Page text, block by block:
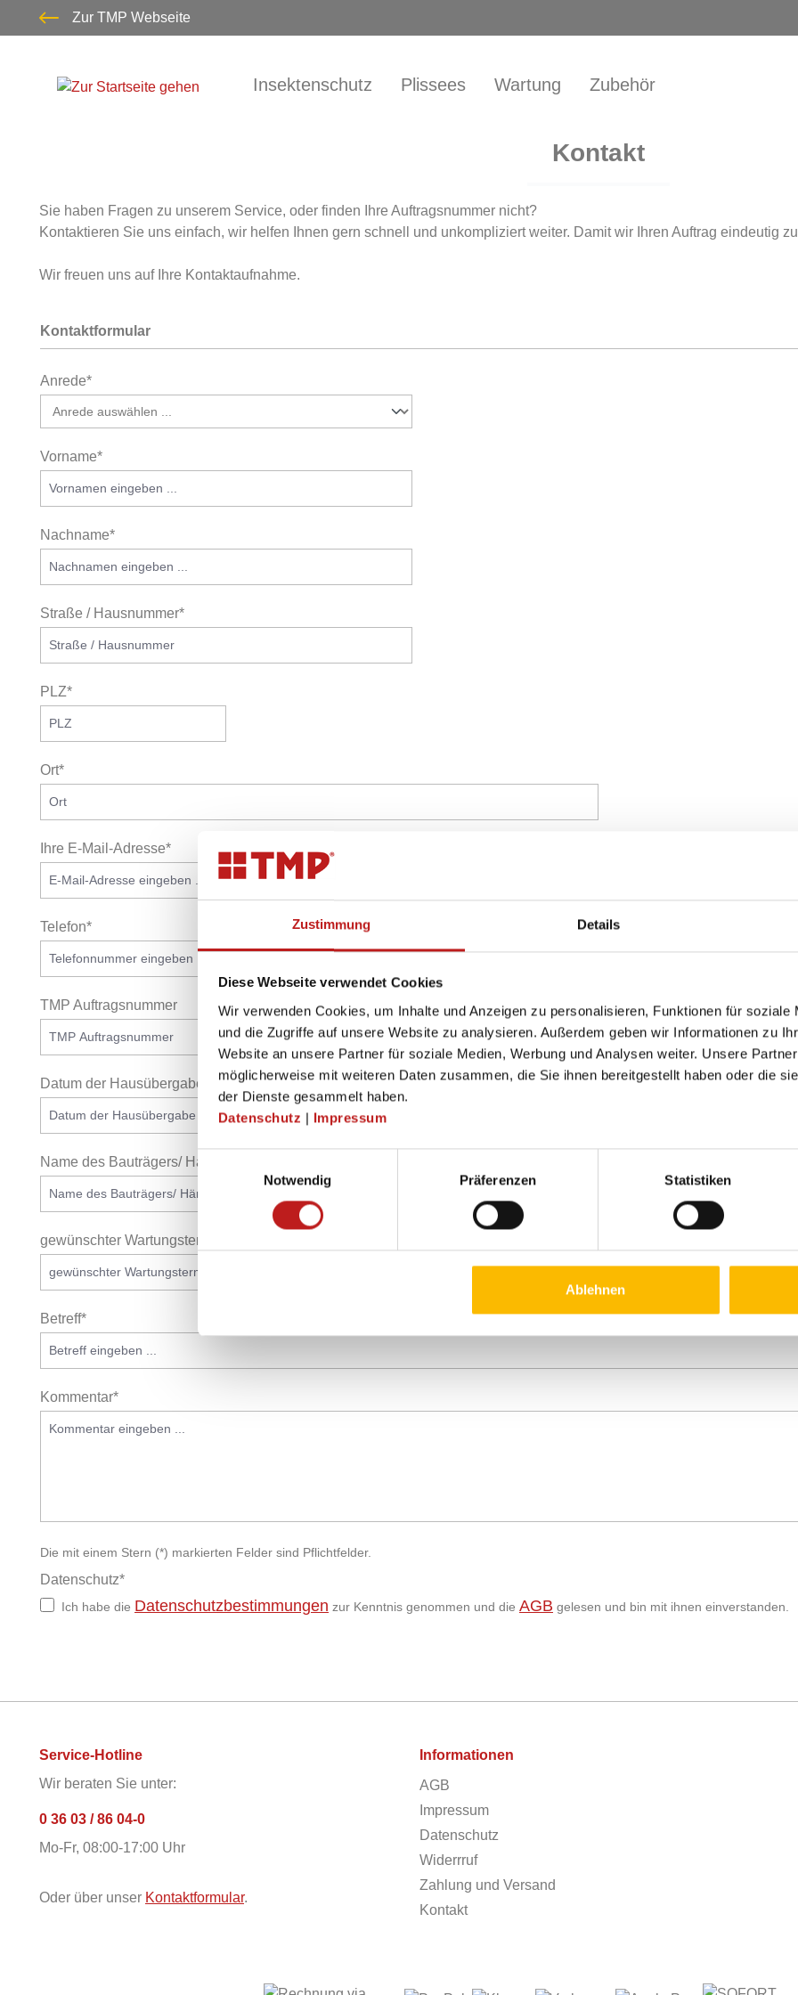
Zustimmung Details
Diese Webseite verwendet Cookies
Wir verwenden Cookies, um Inhalte und Anzeigen zu personalisieren, Funktionen für soziale
und die Zugriffe auf unsere Website zu analysieren. Außerdem geben wir Informationen zu
Website an unsere Partner für soziale Medien, Werbung und Analysen weiter. Unsere
möglicherweise mit weiteren Daten zusammen, die Sie ihnen bereitgestellt haben oder die
der Dienste gesammelt haben.
Datenschutz | Impressum
Einwilligungsauswahl
Notwendig
Präferenzen Statistiken
Ablehnen
Zur Hauptnavigation springen
Zur TMP Webseite
Insektenschutz Plissees Wartung Zubehör
Kontakt
Sie haben Fragen zu unserem Service, oder finden Ihre Auftragsnummer nicht?
Kontaktieren Sie uns einfach, wir helfen Ihnen gern schnell und unkompliziert weiter. Damit wir Ihren Auftrag eindeutig
Wir freuen uns auf Ihre Kontaktaufnahme.
Kontaktformular
Anrede*
Vorname*
Nachname*
Straße / Hausnummer*
PLZ*
Ort*
Ihre E-Mail-Adresse*
Telefon*
TMP Auftragsnummer
Datum der Hausübergabe
Name des Bauträgers/ Händlers
gewünschter Wartungstermin
Betreff*
Kommentar*
Die mit einem Stern (*) markierten Felder sind Pflichtfelder.
Datenschutz*
Ich habe die Datenschutzbestimmungen zur Kenntnis genommen und die AGB gelesen und bin mit ihnen einverstanden.
Service-Hotline
Wir beraten Sie unter:
0 36 03 / 86 04-0
Mo-Fr, 08:00-17:00 Uhr
Oder über unser Kontaktformular.
Informationen
AGB
Impressum
Datenschutz
Widerrruf
Zahlung und Versand
Kontakt